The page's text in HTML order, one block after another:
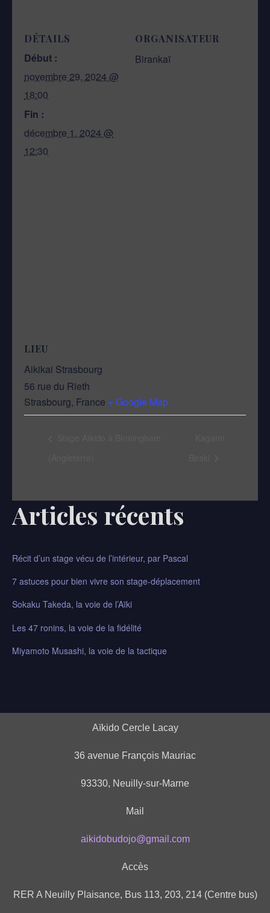
DÉTAILS
Début :
novembre 29, 2024 @
18:00
Fin :
décembre 1, 2024 @
12:30
ORGANISATEUR
Birankaï
LIEU
Aikikai Strasbourg
56 rue du Rieth
Strasbourg, France + Google Map
Articles récents
Récit d’un stage vécu de l’intérieur, par Pascal​
7 astuces pour bien vivre son stage-déplacement
Sokaku Takeda, la voie de l’Aïki
Les 47 ronins, la voie de la fidélité
Miyamoto Musashi, la voie de la tactique
Aïkido Cercle Lacay
36 avenue François Mauriac
93330, Neuilly-sur-Marne
Mail
aikidobudojo@gmail.com
Accès
RER A Neuilly Plaisance, Bus 113, 203, 214 (Centre bus)